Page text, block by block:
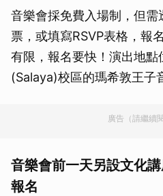
音樂會採免費入場制，但
票，或填寫RSVP表格，報
有限，報名要快！演出地
(Salaya)校區的瑪希敦王子
廣告（請繼續
音樂會前一天另設文化
報名